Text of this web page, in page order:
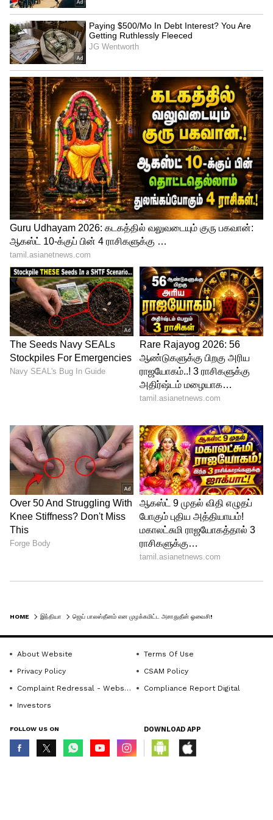
"அவர்கள் ஒடுக்கப்பட்ட மக்கள்" என்று பதில்
கூறினார்.
மக்களவை எதிர்க்கட்சித் தலைவராக
ராகுல் காந்தி தேர்வு: இந்தியா கூட்டணி
தலைவர்கள் கூட்டத்தில் முடிவு
HOME இந்தியா
About Website
Terms Of Use
Privacy Policy
CSAM Policy
Complaint Redressal - Website
Compliance Report Digital
Investors
FOLLOW US ON DOWNLOAD APP